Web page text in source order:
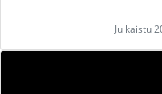
Julkaistu